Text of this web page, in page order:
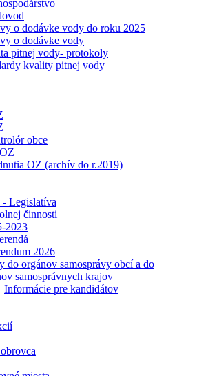
o dodávke vody do roku 2025
o dodávke vody
pitnej vody- protokoly
kvality pitnej vody
obce
OZ (archív do r.2019)
Legislatíva
činnosti
2023
2026
do orgánov samosprávy obcí a do
samosprávnych krajov
Informácie pre kandidátov